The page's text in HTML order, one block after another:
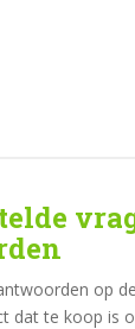
op
dat te koop is